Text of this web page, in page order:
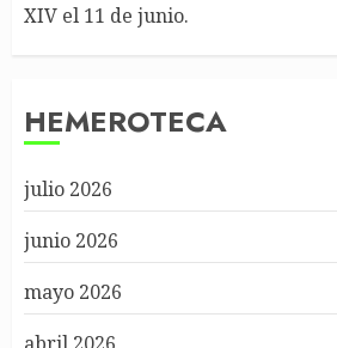
XIV el 11 de junio.
HEMEROTECA
julio 2026
junio 2026
mayo 2026